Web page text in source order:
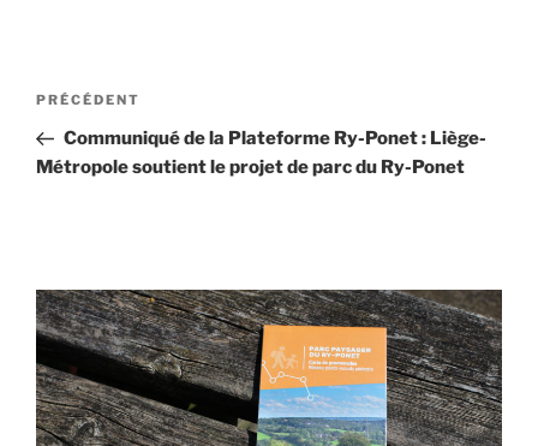
Navigation
l’article
Article
précédent
PRÉCÉDENT
Communiqué de la Plateforme Ry-Ponet : Liège-
Métropole soutient le projet de parc du Ry-Ponet